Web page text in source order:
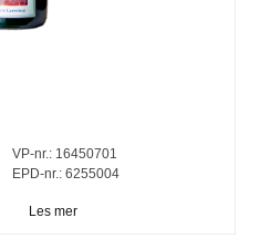
VP-nr.:16450701
EPD-nr.: 6255004
Les mer